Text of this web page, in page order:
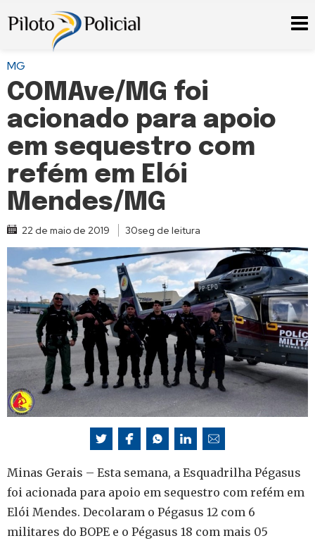
MG
COMAve/MG foi
acionado para apoio
em sequestro com
refém em Elói
Mendes/MG
22 de maio de 2019 30seg de leitura
Minas Gerais – Esta semana, a Esquadrilha Pégasus
foi acionada para apoio em sequestro com refém em
Elói Mendes. Decolaram o Pégasus 12 com 6
militares do BOPE e o Pégasus 18 com mais 05